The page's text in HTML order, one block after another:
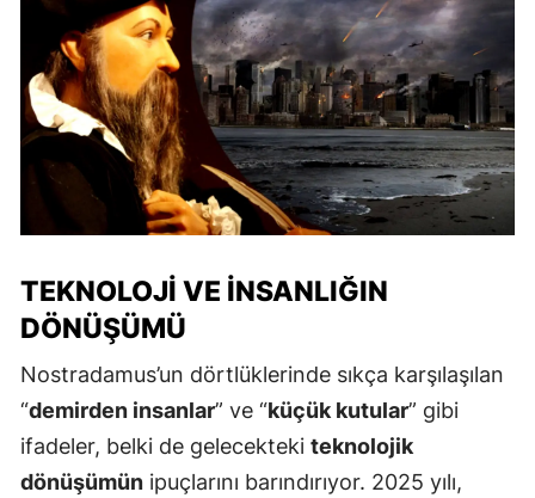
TEKNOLOJI VE İNSANLIĞIN
DÖNÜŞÜMÜ
Nostradamus’un dörtlüklerinde sıkça karşılaşılan
“demirden insanlar” ve “küçük kutular” gibi
ifadeler, belki de gelecekteki teknolojik
dönüşümün ipuçlarını barındırıyor. 2025 yılı,